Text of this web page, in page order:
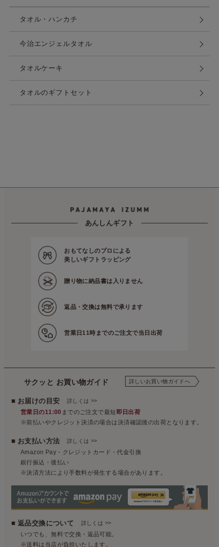
タオル・ハンカチ
今治エンジェルタオル
タオルケーキ
タオルのギフトセット
あんしんギフト
おもてなしのプロによる
美しいギフトラッピング
贈り物に納品書は入りません
返品・交換は無料で承ります
営業日11時までのご注文で当日出荷
サクッと お買い物ガイド 詳しいお買い物ガイドへ
■ お届けの目安 詳しくは >>
営業日の11:00 までのご注文で最短 即日出荷
※前払いやクレジット決済の場合は決済確認後の出荷となります。
■ お支払い方法 詳しくは >>
Amazon Pay・クレジットカード・代金引換
銀行振込・後払い
※決済方法により手数料が発生する場合があります。
■ 返品交換について 詳しくは >>
いつでも、無料で交換・返品可能。
※送料は当店が負担いたします。